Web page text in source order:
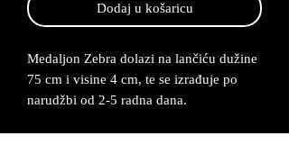
Dodaj u košaricu
Medaljon Zebra dolazi na lančiću dužine
75 cm i visine 4 cm, te se izrađuje po
narudžbi od 2-5 radna dana.